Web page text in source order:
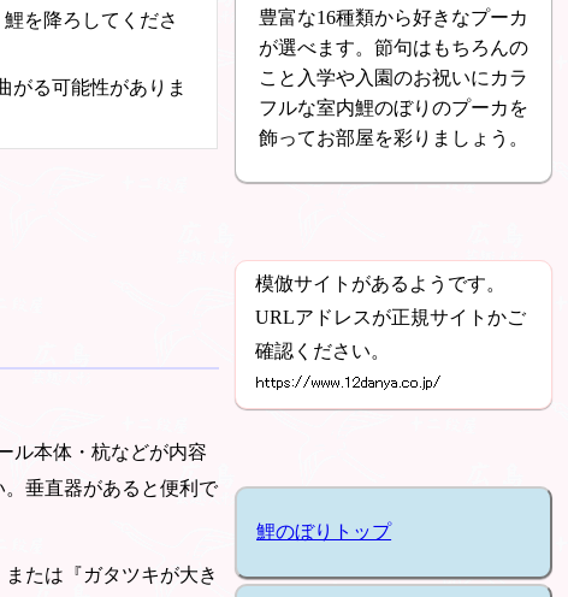
を降ろしてくださ
がる可能性がありま
ル本体・杭などが内容
垂直器があると便利で
たは『ガタツキが大き
豊富な16種類から好きなプーカ
が選べます。節句はもちろんの
こと入学や入園のお祝いにカラ
フルな室内鯉のぼりのプーカを
飾ってお部屋を彩りましょう。
模倣サイトがあるようです。
URLアドレスが正規サイトかご
確認ください。
鯉のぼりトップ